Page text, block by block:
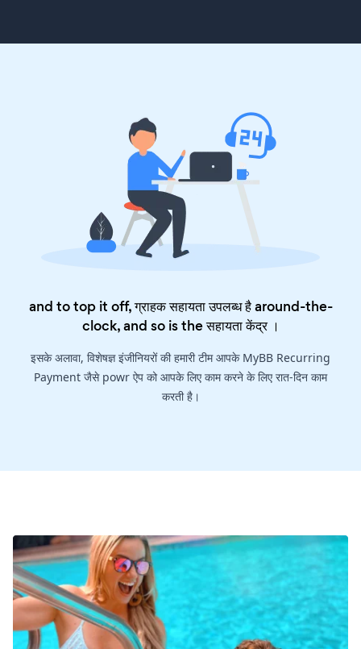
and to top it off, ग्राहक सहायता उपलब्ध है around-the-
clock, and so is theसहायता केंद्र।
इसके अलावा, विशेषज्ञ इंजीनियरों की हमारी टीम आपके MyBB Recurring
Payment जैसे powr ऐप को आपके लिए काम करने के लिए रात-दिन काम
करती है।